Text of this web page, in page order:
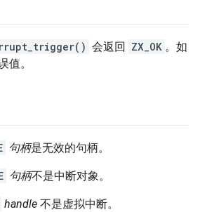
会返回 ZX_OK 。如
值。
句柄是无效的句柄。
句柄不是中断对象。
handle 不是虚拟中断。